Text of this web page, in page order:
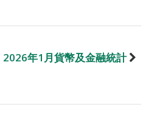
2026年1月貨幣及金融統計